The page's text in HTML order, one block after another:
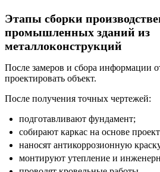
Этапы сборки
промышленных зданий из
металлоконструкций
После замеров и сбора информации
проектировать объект.
После получения точных чертежей:
подготавливают фундамент;
собирают каркас на основе
наносят антикоррозионную
монтируют утепление и